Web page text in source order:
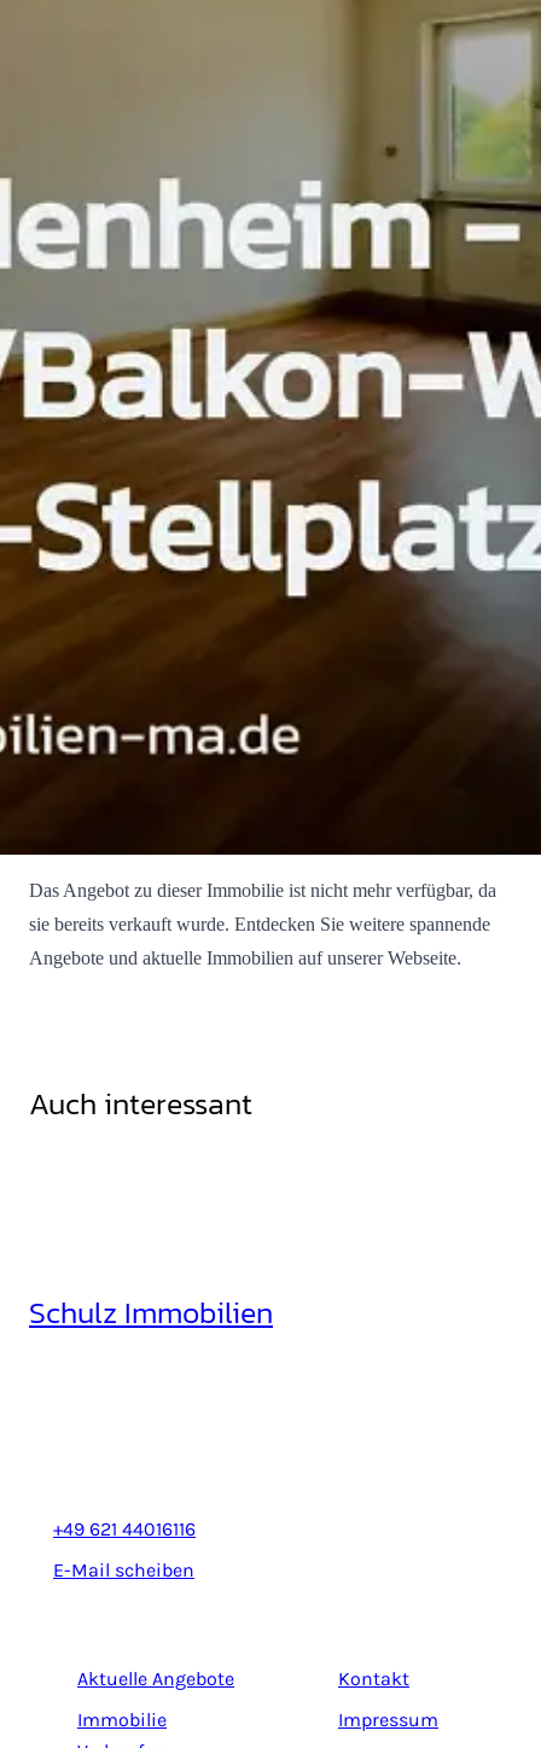
Das Angebot zu dieser Immobilie ist nicht mehr verfügbar, da
sie bereits verkauft wurde. Entdecken Sie weitere spannende
Angebote und aktuelle Immobilien auf unserer Webseite.
Auch interessant
Schulz Immobilien
+49 621 44016116
E-Mail scheiben
Aktuelle Angebote
Immobilie
Kontakt
Impressum